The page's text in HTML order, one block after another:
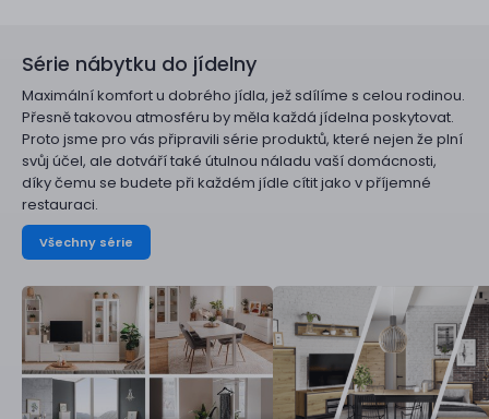
Série nábytku do jídelny
Maximální komfort u dobrého jídla, jež sdílíme s celou rodinou.
Přesně takovou atmosféru by měla každá jídelna poskytovat.
Proto jsme pro vás připravili série produktů, které nejen že plní
svůj účel, ale dotváří také útulnou náladu vaší domácnosti,
díky čemu se budete při každém jídle cítit jako v příjemné
restauraci.
Všechny série